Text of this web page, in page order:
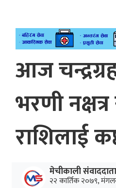
आज
भरणी
राशिलाई
मेचीकाली संवाददाता
२२ कार्तिक २०७९,